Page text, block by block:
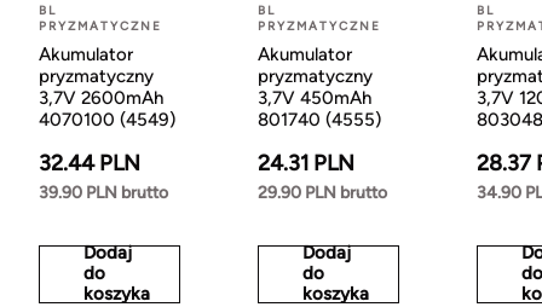
BL
PRYZMATYCZNE
Akumulator
pryzmatyczny
3,7V 2600mAh
4070100 (4549)
32.44 PLN
39.90 PLN brutto
Dodaj
do
koszyka
BL
PRYZMATYCZNE
Akumulator
pryzmatyczny
3,7V 450mAh
801740 (4555)
24.31 PLN
29.90 PLN brutto
Dodaj
do
koszyka
BL
3,7V
28.37
34.90
do